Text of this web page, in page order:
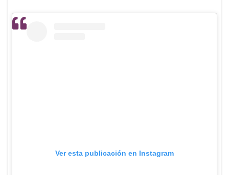
Ver esta publicación en Instagram